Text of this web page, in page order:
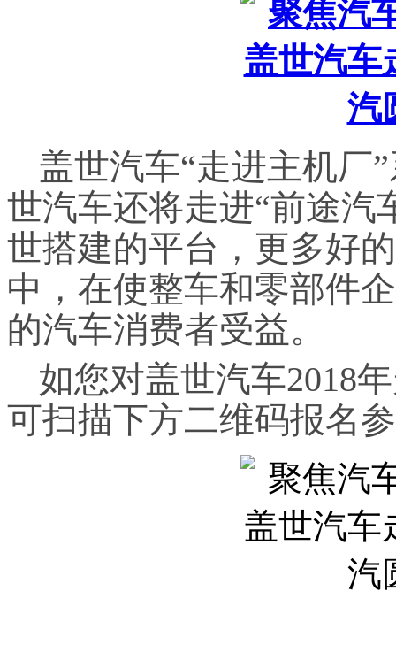
盖世汽车“走进主机厂
世汽车还将走进“前途汽
世搭建的平台，更多好
中，在使整车和零部件
的汽车消费者受益。
如您对盖世汽车2018
可扫描下方二维码报名